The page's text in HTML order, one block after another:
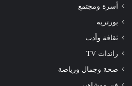
أسرة ومجتمع
بورتريه
ثقافة وأدب
رائدات TV
صحة وجمال ورياضة